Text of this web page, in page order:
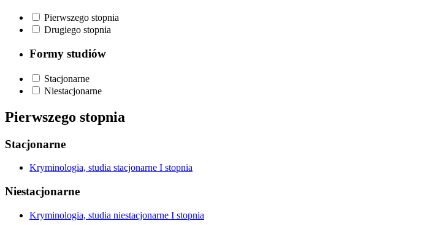
Pierwszego stopnia
Drugiego stopnia
Formy studiów
Stacjonarne
Niestacjonarne
Pierwszego stopnia
Stacjonarne
Kryminologia, studia stacjonarne I stopnia
Niestacjonarne
Kryminologia, studia niestacjonarne I stopnia